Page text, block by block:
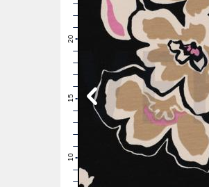
9
10
11
12
13
14
15
16
17
18
19
20
21
22
23